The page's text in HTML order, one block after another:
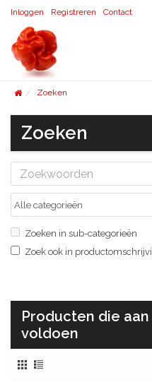
Inloggen Registreren Contact
Zoeken
Zoeken
Zoeken in sub-categorieën
Zoek ook in
Producten die
voldoen